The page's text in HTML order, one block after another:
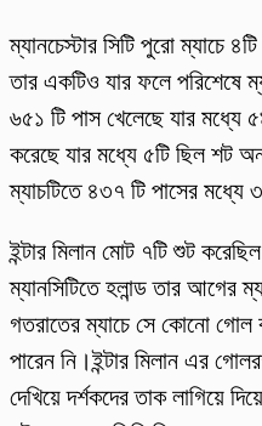
ম্যানচেস্টার সিটি পুরো ম্যাচে
তার একটিও যার ফলে পরিশেষে
৬৫১ টি পাস খেলেছে যার মধ্যে
করেছে যার মধ্যে ৫টি ছিল শট
ম্যাচটিতে ৪৩৭ টি পাসের মধ্যে
ইন্টার মিলান মোট ৭টি শুট
ম্যানসিটিতে হলান্ড তার আগের
গতরাতের ম্যাচে সে কোনো গোল
পারেন নি।ইন্টার মিলান এর
দেখিয়ে দর্শকদের তাক লাগিয়ে